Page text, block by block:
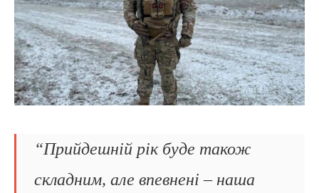
“Прийдешній рік буде також
складним, але впевнені – наша